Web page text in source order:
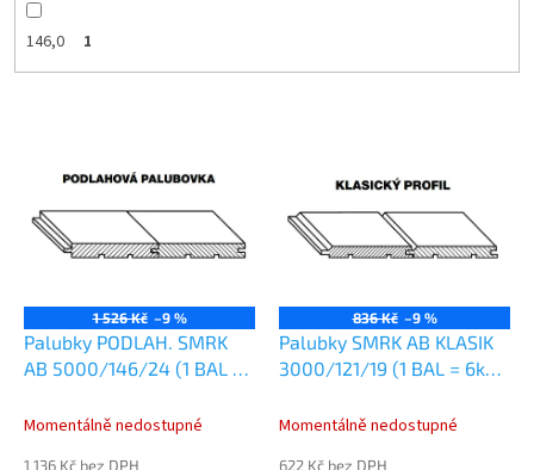
146,0 1
1 526 Kč –9 %
Palubky PODLAH. SMRK
AB 5000/146/24 (1 BAL =
Momentálně nedostupné
1 136 Kč bez DPH
836 Kč –9 %
Palubky SMRK AB KLASIK
3000/121/19 (1 BAL = 6ks -
Momentálně nedostupné
622 Kč bez DPH